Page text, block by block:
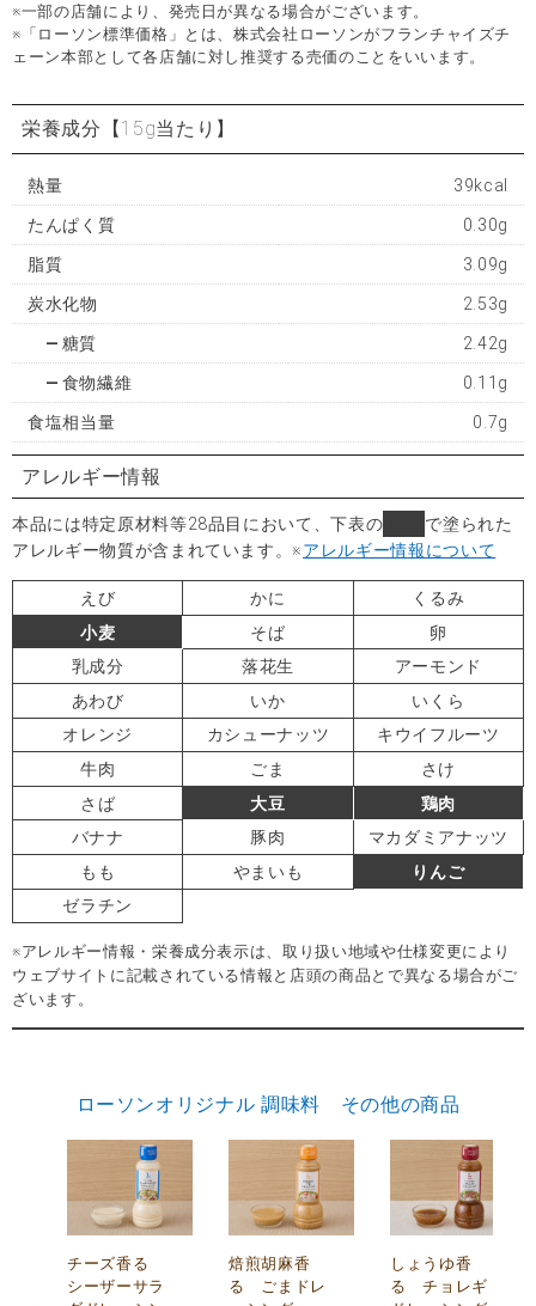
※一部の店舗により、発売日が異なる場合がございます。
※「ローソン標準価格」とは、株式会社ローソンがフランチャイズチ
ェーン本部として各店舗に対し推奨する売価のことをいいます。
栄養成分 【15g当たり】
熱量 39kcal
たんぱく質 0.30g
脂質 3.09g
炭水化物 2.53g
糖質 2.42g
食物繊維 0.11g
食塩相当量 0.7g
アレルギー情報
本品には特定原材料等28品目において、下表の
で塗られた
アレルギー物質が含まれています。※アレルギー情報について
えび かに
くるみ
小麦
そば
卵
乳成分
落花生
アーモンド
あわび
いか
いくら
オレンジ
カシューナッツ
キウイフルーツ
牛肉
ごま
さけ
さば
大豆
鶏肉
バナナ
豚肉
マカダミアナッツ
もも
やまいも
りんご
ゼラチン
※アレルギー情報・栄養成分表示は、取り扱い地域や仕様変更により
ウェブサイトに記載されている情報と店頭の商品とで異なる場合がご
ざいます。
ローソンオリジナル 調味料 その他の商品
チーズ香る
シーザーサラ
焙煎胡麻香
る ごまドレ
しょうゆ香
る チョレギ